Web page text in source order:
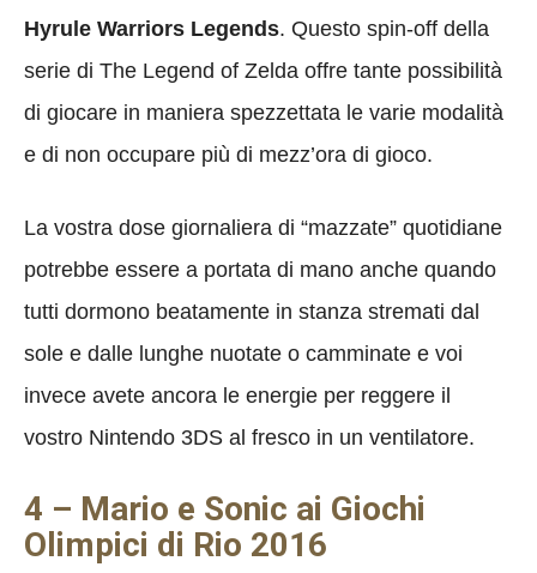
Hyrule Warriors Legends. Questo spin-off della
serie di The Legend of Zelda offre tante possibilità
di giocare in maniera spezzettata le varie modalità
e di non occupare più di mezz’ora di gioco.
La vostra dose giornaliera di “mazzate” quotidiane
potrebbe essere a portata di mano anche quando
tutti dormono beatamente in stanza stremati dal
sole e dalle lunghe nuotate o camminate e voi
invece avete ancora le energie per reggere il
vostro Nintendo 3DS al fresco in un ventilatore.
4 – Mario e Sonic ai Giochi
Olimpici di Rio 2016